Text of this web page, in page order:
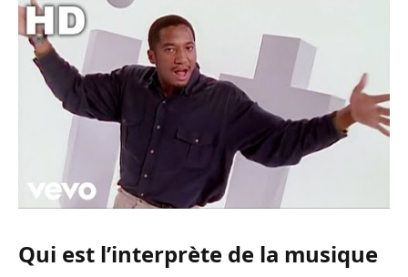
Qui est l’interprète de la musique